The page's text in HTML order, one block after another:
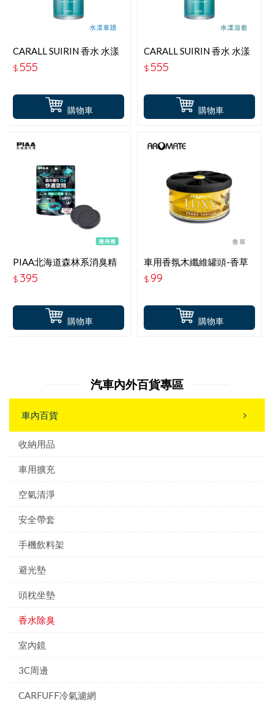
購物車
CARALL SUIRIN 香水 水漾
草語 J3688
$ 555
購物車
CARALL SUIRIN 香水 水漾
浴皂 J3687
$ 555
購物車
PIAA北海道森林系消臭精
油 薄荷香 KK-TD2
$ 395
購物車
車用香氛木纖維罐頭-香草
$99
汽車內外百貨專區
車內百貨
收納用品
車用擴充
空氣清淨
安全帶套
手機飲料架
避光墊
頭枕坐墊
香水除臭
室內鏡
3C周邊
CARFUFF冷氣濾網